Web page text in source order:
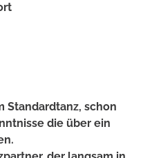
Standardtanz, schon
die über ein